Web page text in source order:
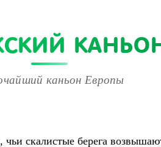
каньон Европы
скалистые берега